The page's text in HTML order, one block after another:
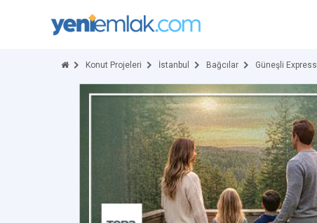
Konut Projeleri İstanbul Bağcılar Güneşli Express